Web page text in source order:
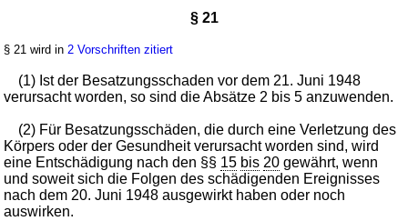
§ 21
§ 21 wird in2 Vorschriften zitiert
(1) Ist der Besatzungsschaden vor dem 21. Juni 1948
verursacht worden, so sind die Absätze 2 bis 5 anzuwenden.
(2) Für Besatzungsschäden, die durch eine Verletzung des
Körpers oder der Gesundheit verursacht worden sind, wird
eine Entschädigung nach den §§ 15 bis 20 gewährt, wenn
und soweit sich die Folgen des schädigenden Ereignisses
nach dem 20. Juni 1948 ausgewirkt haben oder noch
auswirken.